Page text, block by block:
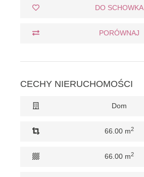
DO SCHOWKA
PORÓWNAJ
CECHY NIERUCHOMOŚCI
Dom
66.00 m2
66.00 m2